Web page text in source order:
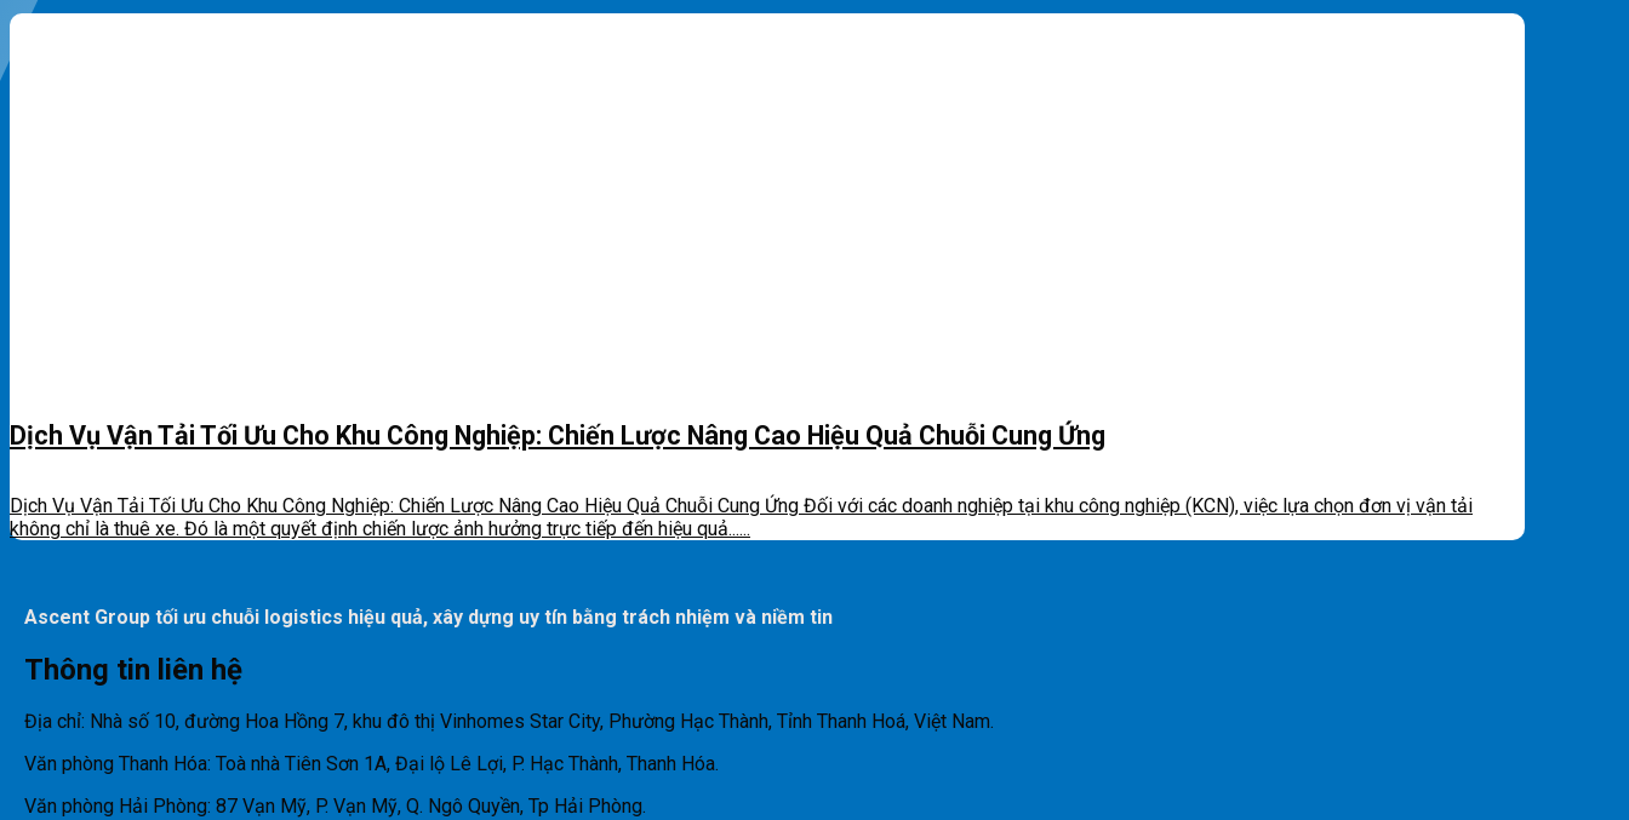
Dịch Vụ Vận Tải Tối Ưu Cho Khu Công Nghiệp: Chiến Lược Nâng Cao Hiệu Quả Chuỗi Cung Ứng
Dịch Vụ Vận Tải Tối Ưu Cho Khu Công Nghiệp: Chiến Lược Nâng Cao Hiệu Quả Chuỗi Cung Ứng Đối với các doanh nghiệp tại khu công nghiệp (KCN), việc lựa chọn đơn vị vận tải
không chỉ là thuê xe. Đó là một quyết định chiến lược ảnh hưởng trực tiếp đến hiệu quả......
Ascent Group tối ưu chuỗi logistics hiệu quả, xây dựng uy tín bằng trách nhiệm và niềm tin
Thông tin liên hệ
Địa chỉ: Nhà số 10, đường Hoa Hồng 7, khu đô thị Vinhomes Star City, Phường Hạc Thành, Tỉnh Thanh Hoá, Việt Nam.
Văn phòng Thanh Hóa: Toà nhà Tiên Sơn 1A, Đại lộ Lê Lợi, P. Hạc Thành, Thanh Hóa.
Văn phòng Hải Phòng: 87 Vạn Mỹ, P. Vạn Mỹ, Q. Ngô Quyền, Tp Hải Phòng.